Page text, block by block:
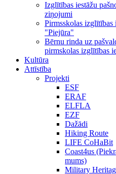
Izglītības iestāžu
ziņojumi
Pirmsskolas izglītības
"Piejūra"
Bērnu rinda uz
pirmskolas izglītības
Kultūra
Attīstība
Projekti
ESF
ERAF
ELFLA
EZF
Dažādi
Hiking Route
LIFE CoHaBit
Coast4us
mums)
Military